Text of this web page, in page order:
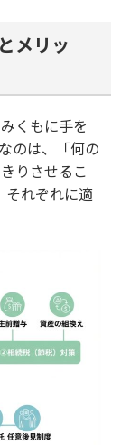
メリッ
くもに手を
のは、「何の
りさせるこ
それぞれに適